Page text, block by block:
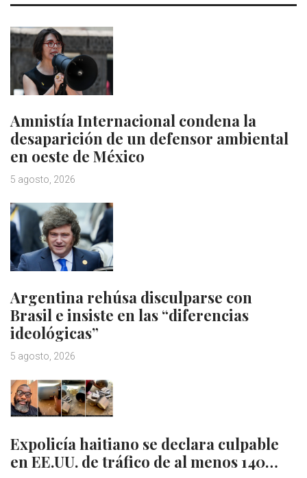
Amnistía Internacional condena la
desaparición de un defensor ambiental
en oeste de México
5 agosto, 2026
Argentina rehúsa disculparse con
Brasil e insiste en las “diferencias
ideológicas”
5 agosto, 2026
Expolicía haitiano se declara culpable
en EE.UU. de tráfico de al menos 140…